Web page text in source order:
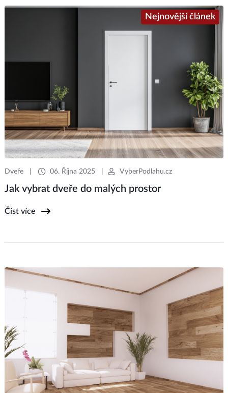
Nejnovější článek
Dveře| 06. Října 2025| VyberPodlahu.cz
Jak vybrat dveře do malých prostor
Číst více